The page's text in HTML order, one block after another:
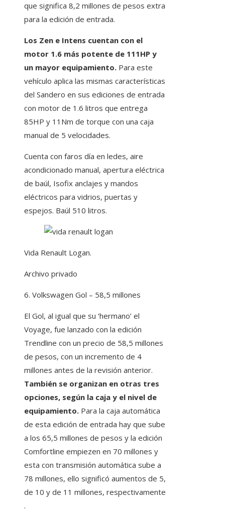
que significa 8,2 millones de pesos extra
para la edición de entrada.
Los Zen e Intens cuentan con el
motor 1.6 más potente de 111HP y
un mayor equipamiento. Para este
vehículo aplica las mismas características
del Sandero en sus ediciones de entrada
con motor de 1.6 litros que entrega
85HP y 11Nm de torque con una caja
manual de 5 velocidades.
Cuenta con faros día en ledes, aire
acondicionado manual, apertura eléctrica
de baúl, Isofix anclajes y mandos
eléctricos para vidrios, puertas y
espejos. Baúl 510 litros.
Vida Renault Logan.
Archivo privado
6. Volkswagen Gol – 58,5 millones
El Gol, al igual que su ‘hermano’ el
Voyage, fue lanzado con la edición
Trendline con un precio de 58,5 millones
de pesos, con un incremento de 4
millones antes de la revisión anterior.
También se organizan en otras tres
opciones, según la caja y el nivel de
equipamiento. Para la caja automática
de esta edición de entrada hay que sube
a los 65,5 millones de pesos y la edición
Comfortline empiezen en 70 millones y
esta con transmisión automática sube a
78 millones, ello significó aumentos de 5,
de 10 y de 11 millones, respectivamente
.